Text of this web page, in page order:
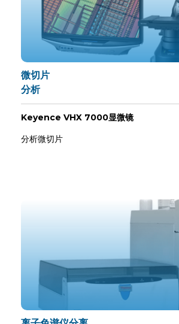
微切片
分析
Keyence VHX 7000显微镜
分析微切片